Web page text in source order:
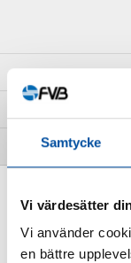
Samtycke
Vi värdesätter
Vi använder
en bättre
TAGGAR
Inga poster